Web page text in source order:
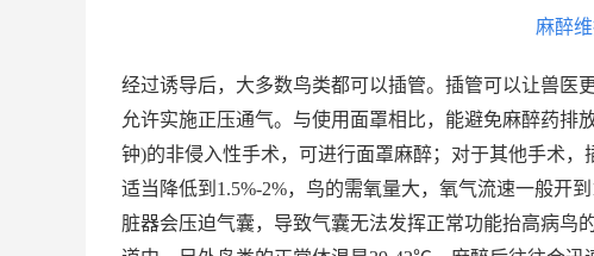
麻醉
经过诱导后，大多数鸟类都可以插管。插管可以让兽医
允许实施正压通气。与使用面罩相比，能避免麻醉药排
钟)的非侵入性手术，可进行面罩麻醉；对于其他手术
适当降低到1.5%-2%，鸟的需氧量大，氧气流速一般开
脏器会压迫气囊，导致气囊无法发挥正常功能抬高病鸟